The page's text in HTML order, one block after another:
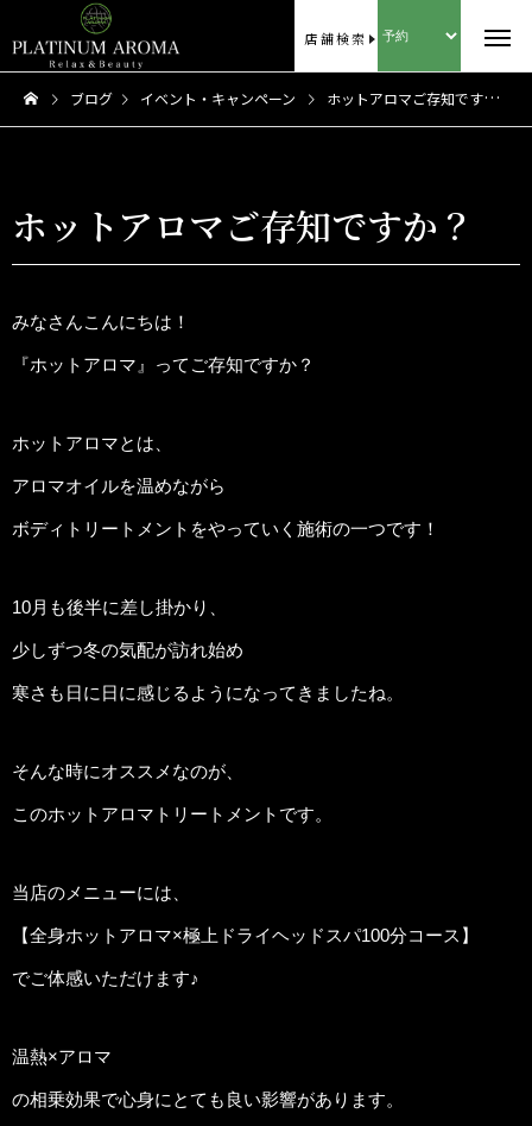
店舗検索
ブログ イベント・キャンペーン ホットアロマご存知ですか？
ホットアロマご存知ですか？
みなさんこんにちは！
『ホットアロマ』ってご存知ですか？
ホットアロマとは、
アロマオイルを温めながら
ボディトリートメントをやっていく施術の一つです！
10月も後半に差し掛かり、
少しずつ冬の気配が訪れ始め
寒さも日に日に感じるようになってきましたね。
そんな時にオススメなのが、
このホットアロマトリートメントです。
当店のメニューには、
【全身ホットアロマ×極上ドライヘッドスパ100分コース】
でご体感いただけます♪
温熱×アロマ
の相乗効果で心身にとても良い影響があります。